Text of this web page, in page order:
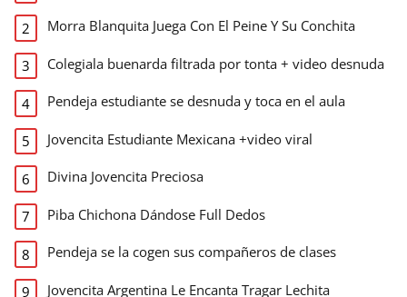
Morra Blanquita Juega Con El Peine Y Su Conchita
Colegiala buenarda filtrada por tonta + video desnuda
Pendeja estudiante se desnuda y toca en el aula
Jovencita Estudiante Mexicana +video viral
Divina Jovencita Preciosa
Piba Chichona Dándose Full Dedos
Pendeja se la cogen sus compañeros de clases
Jovencita Argentina Le Encanta Tragar Lechita